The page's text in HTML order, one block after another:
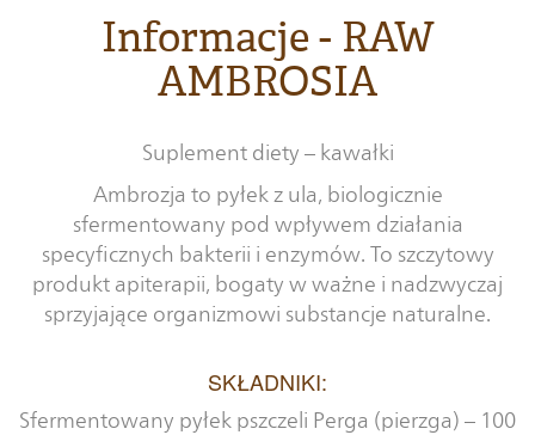
Informacje - RAW
AMBROSIA
Suplement diety – kawałki
Ambrozja to pyłek z ula, biologicznie
sfermentowany pod wpływem działania
specyficznych bakterii i enzymów. To szczytowy
produkt apiterapii, bogaty w ważne i nadzwyczaj
sprzyjające organizmowi substancje naturalne.
SKŁADNIKI:
Sfermentowany pyłek pszczeli Perga (pierzga) – 100